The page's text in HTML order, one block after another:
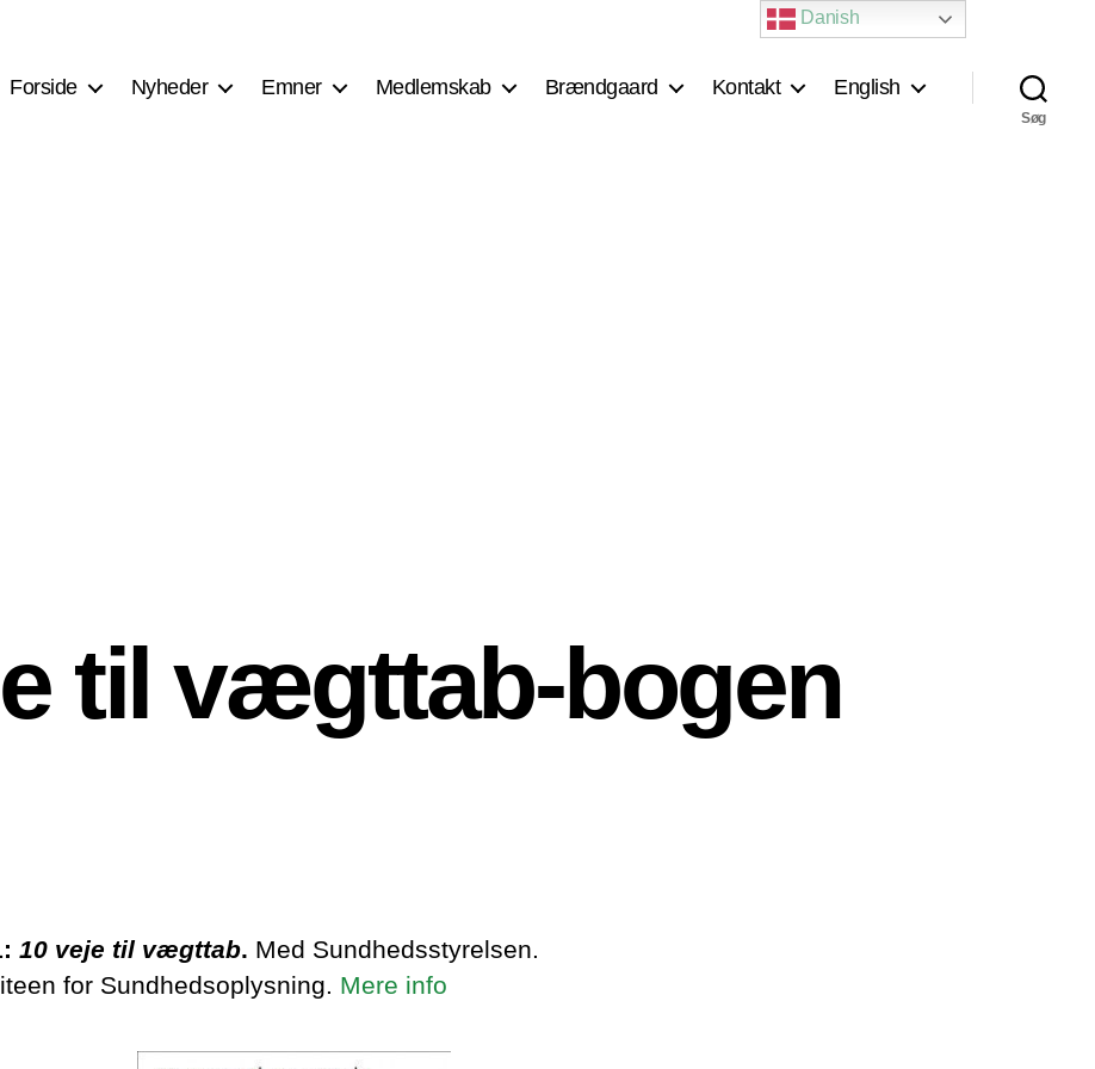
Forside Nyheder Emner Medlemskab Brændgaard Kontakt English
Søg
til vægttab-bogen
10 veje til vægttab. Med Sundhedsstyrelsen.
for Sundhedsoplysning. Mere info
Danish